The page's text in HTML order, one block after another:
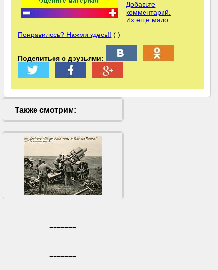
Добавьте
комментарий.
Их еще мало...
Понравилось? Нажми здесь!! ( )
Поделиться с друзьями:
Также смотрим:
=======
=======